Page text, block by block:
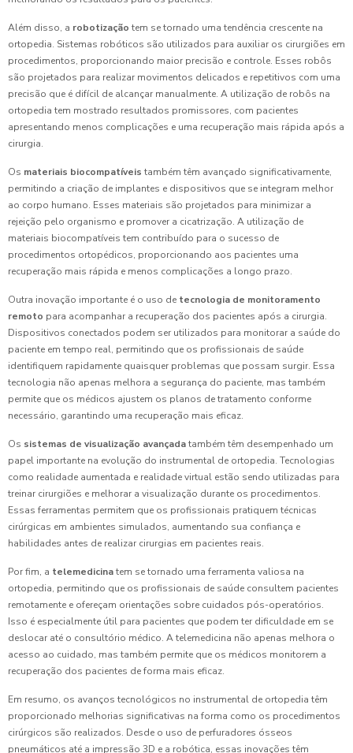
Além disso, a robotização tem se tornado uma tendência crescente na
ortopedia. Sistemas robóticos são utilizados para auxiliar os cirurgiões em
procedimentos, proporcionando maior precisão e controle. Esses robôs
são projetados para realizar movimentos delicados e repetitivos com uma
precisão que é difícil de alcançar manualmente. A utilização de robôs na
ortopedia tem mostrado resultados promissores, com pacientes
apresentando menos complicações e uma recuperação mais rápida após a
cirurgia.
Os materiais biocompatíveis também têm avançado significativamente,
permitindo a criação de implantes e dispositivos que se integram melhor
ao corpo humano. Esses materiais são projetados para minimizar a
rejeição pelo organismo e promover a cicatrização. A utilização de
materiais biocompatíveis tem contribuído para o sucesso de
procedimentos ortopédicos, proporcionando aos pacientes uma
recuperação mais rápida e menos complicações a longo prazo.
Outra inovação importante é o uso de tecnologia de monitoramento
remoto para acompanhar a recuperação dos pacientes após a cirurgia.
Dispositivos conectados podem ser utilizados para monitorar a saúde do
paciente em tempo real, permitindo que os profissionais de saúde
identifiquem rapidamente quaisquer problemas que possam surgir. Essa
tecnologia não apenas melhora a segurança do paciente, mas também
permite que os médicos ajustem os planos de tratamento conforme
necessário, garantindo uma recuperação mais eficaz.
Os sistemas de visualização avançadatambém têm desempenhado um
papel importante na evolução do instrumental de ortopedia. Tecnologias
como realidade aumentada e realidade virtual estão sendo utilizadas para
treinar cirurgiões e melhorar a visualização durante os procedimentos.
Essas ferramentas permitem que os profissionais pratiquem técnicas
cirúrgicas em ambientes simulados, aumentando sua confiança e
habilidades antes de realizar cirurgias em pacientes reais.
Por fim, a telemedicinatem se tornado uma ferramenta valiosa na
ortopedia, permitindo que os profissionais de saúde consultem pacientes
remotamente e ofereçam orientações sobre cuidados pós-operatórios.
Isso é especialmente útil para pacientes que podem ter dificuldade em se
deslocar até o consultório médico. A telemedicina não apenas melhora o
acesso ao cuidado, mas também permite que os médicos monitorem a
recuperação dos pacientes de forma mais eficaz.
Em resumo, os avanços tecnológicos no instrumental de ortopedia têm
proporcionado melhorias significativas na forma como os procedimentos
cirúrgicos são realizados. Desde o uso de perfuradores ósseos
pneumáticos até a impressão 3D e a robótica, essas inovações têm